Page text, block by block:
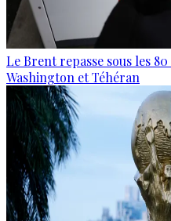
Le Brent repasse sous les
Washington et Téhéran